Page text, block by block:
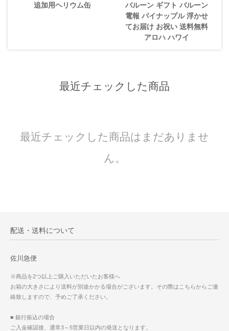
追加用ヘリウム缶
バルーン ギフト バルーン
電報 パイナップル 浮かせ
てお届け お祝い 送料無料
アロハ ハワイ
最近チェックした商品
最近チェックした商品はまだありませ
ん。
配送・送料について
佐川急便
※商品を2つ以上ご購入いただいたお客様へ
お箱の大きさにより送料が別途かかる場合がございます。その際はこちらからご連
絡致しますので、予めご了承ください。
■ 銀行振込の場合
ご入金確認後、通常3～5営業日以内の発送となります。